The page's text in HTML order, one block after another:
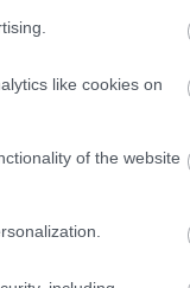
like cookies on
of the website
legjobb